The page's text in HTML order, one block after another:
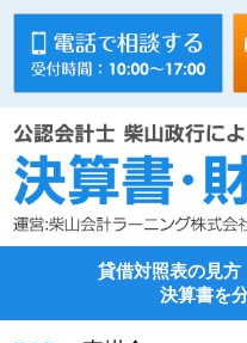
貸借対照表の見
決算書を